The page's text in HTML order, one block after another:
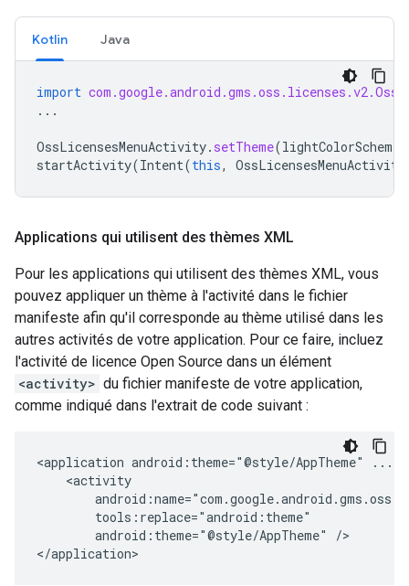
Kotlin Java
import
...
OssLicensesMenuActivity. setTheme(lightColorScheme
startActivity(Intent(this, OssLicensesMenuActivity
Applications qui utilisent des thèmes XML
Pour les applications qui utilisent des thèmes XML, vous
pouvez appliquer un thème à l'activité dans le fichier
manifeste afin qu'il corresponde au thème utilisé dans les
autres activités de votre application. Pour ce faire, incluez
l'activité de licence Open Source dans un élément
<activity> du fichier manifeste de votre application,
comme indiqué dans l'extrait de code suivant :
<application android:theme="@style/AppTheme"
android:theme="@style/AppTheme"
/>
</application>